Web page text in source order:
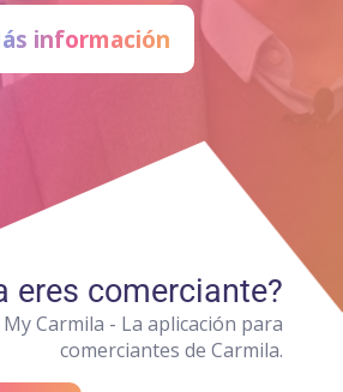
información
eres comerciante?
My Carmila - La aplicación para
comerciantes de Carmila.